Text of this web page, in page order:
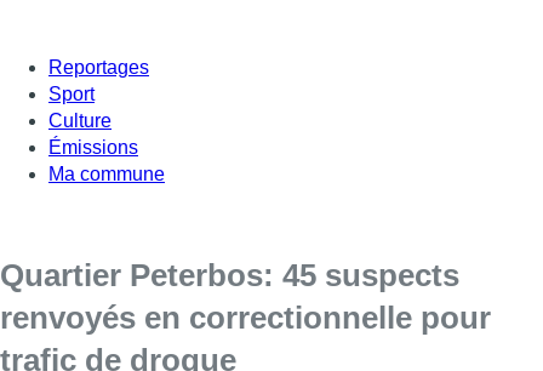
Reportages
Sport
Culture
Émissions
Ma commune
Quartier Peterbos: 45 suspects
renvoyés en correctionnelle pour
trafic de drogue